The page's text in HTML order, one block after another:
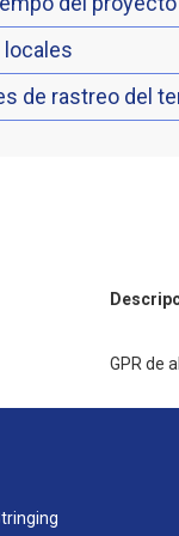
de rastreo del
GPR de